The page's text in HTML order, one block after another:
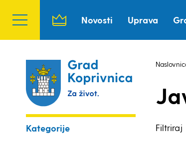
Novosti Uprava
Kategorije Filtriraj